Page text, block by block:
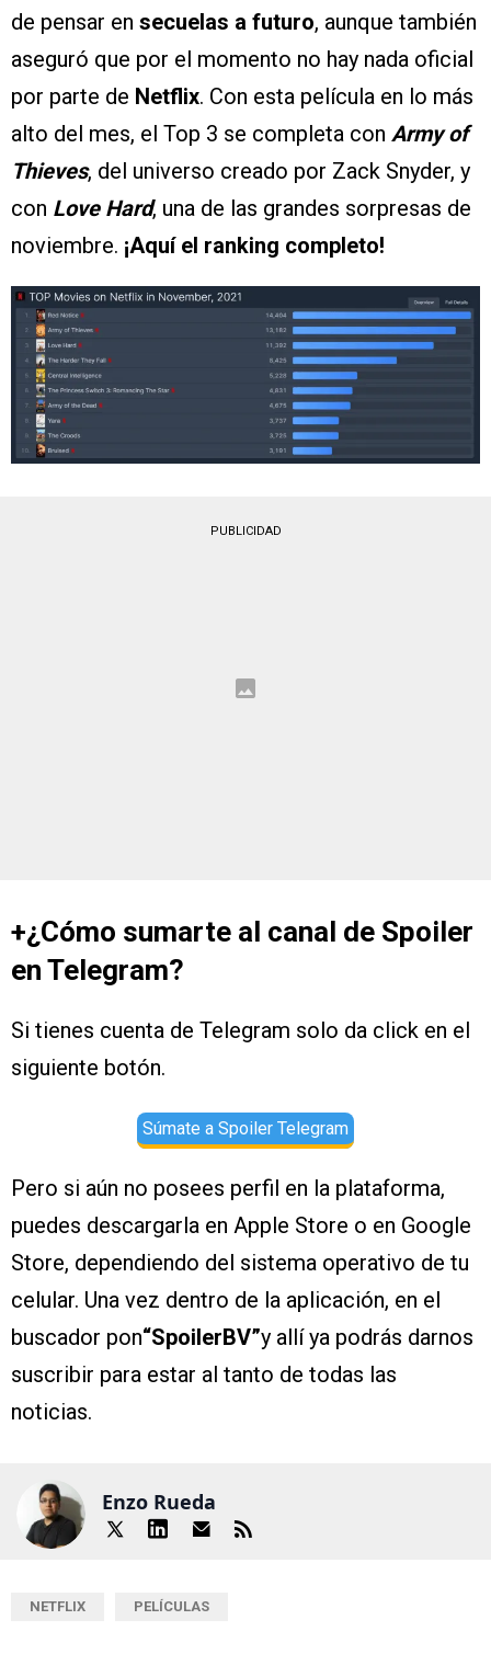
de pensar en secuelas a futuro, aunque también
aseguró que por el momento no hay nada oficial
por parte de Netflix. Con esta película en lo más
alto del mes, el Top 3 se completa con Army of
Thieves, del universo creado por Zack Snyder, y
con Love Hard, una de las grandes sorpresas de
noviembre. ¡Aquí el ranking completo!
PUBLICIDAD
+¿Cómo sumarte al canal de Spoiler
en Telegram?
Si tienes cuenta de Telegram solo da click en el
siguiente botón.
Súmate a Spoiler Telegram
Pero si aún no posees perfil en la plataforma,
puedes descargarla en Apple Store o en Google
Store, dependiendo del sistema operativo de tu
celular. Una vez dentro de la aplicación, en el
buscador pon“SpoilerBV”y allí ya podrás darnos
suscribir para estar al tanto de todas las
noticias.
Enzo Rueda
NETFLIX PELÍCULAS